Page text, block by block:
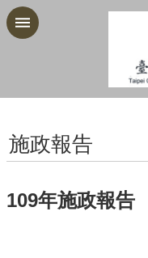
跳到主要內容區塊
施政報告
109年施政報告